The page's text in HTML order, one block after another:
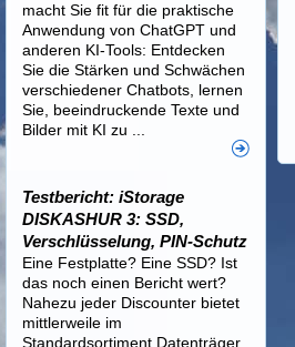
macht Sie fit für die praktische
Anwendung von ChatGPT und
anderen KI-Tools: Entdecken
Sie die Stärken und Schwächen
verschiedener Chatbots, lernen
Sie, beeindruckende Texte und
Bilder mit KI zu ...
Testbericht: iStorage
DISKASHUR 3: SSD,
Verschlüsselung, PIN-Schutz
Eine Festplatte? Eine SSD? Ist
das noch einen Bericht wert?
Nahezu jeder Discounter bietet
mittlerweile im
Standardsortiment Datenträger